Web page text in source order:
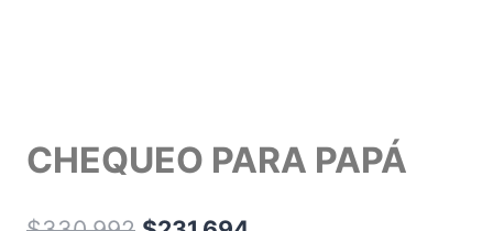
CHEQUEO PARA PAPÁ